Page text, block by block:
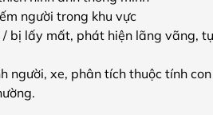
người trong khu vực
bị lấy mất, phát hiện lãng vãng,
người, xe, phân tích thuộc tính